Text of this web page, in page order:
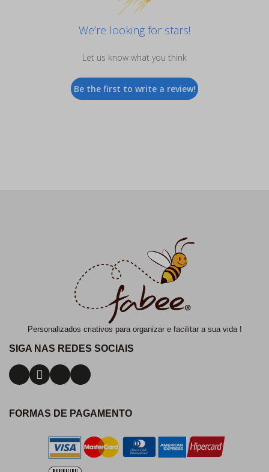
We’re looking for stars!
Let us know what you think
Be the first to write a review!
Personalizados criativos para organizar e facilitar a sua vida !
SIGA NAS REDES SOCIAIS
FORMAS DE PAGAMENTO